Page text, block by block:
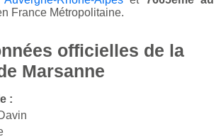
France Métropolitaine.
officielles de la
Marsanne
: